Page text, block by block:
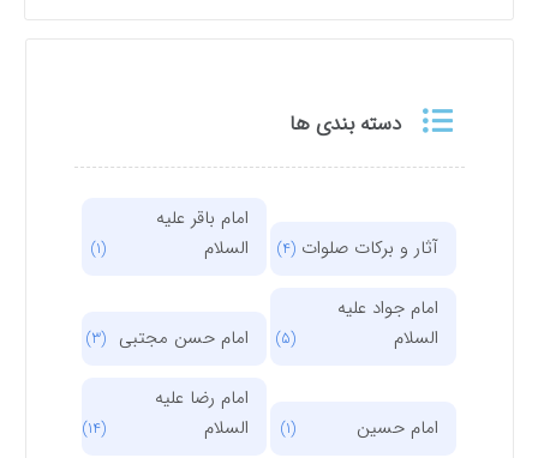
دسته بندی ها
آثار و برکات صلوات(4)
امام باقر علیه
السلام
امام جواد علیه
السلام
امام حسن مجتبی (3)
امام حسین
امام رضا علیه
السلام